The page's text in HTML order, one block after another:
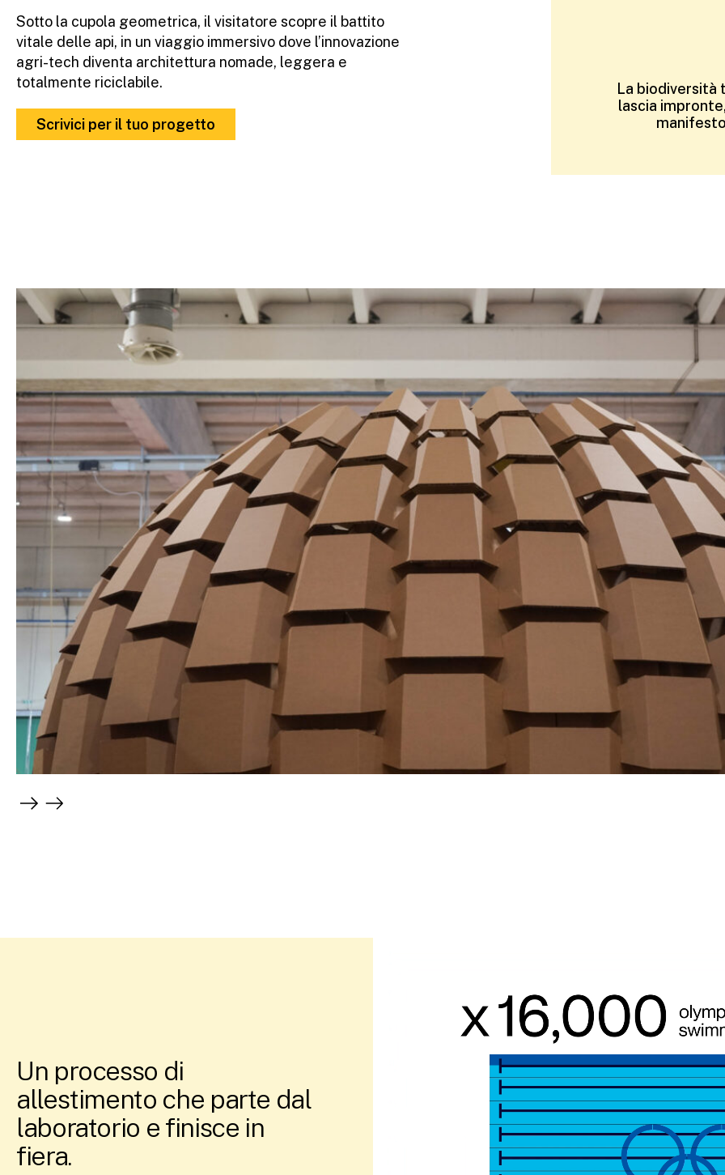
Sotto la cupola geometrica, il visitatore scopre il battito
vitale delle api, in un viaggio immersivo dove l’innovazione
agri-tech diventa architettura nomade, leggera e
totalmente riciclabile.
Scrivici per il tuo progetto
La biodiversità
lascia
Un processo di
allestimento che parte dal
laboratorio e finisce in
fiera.